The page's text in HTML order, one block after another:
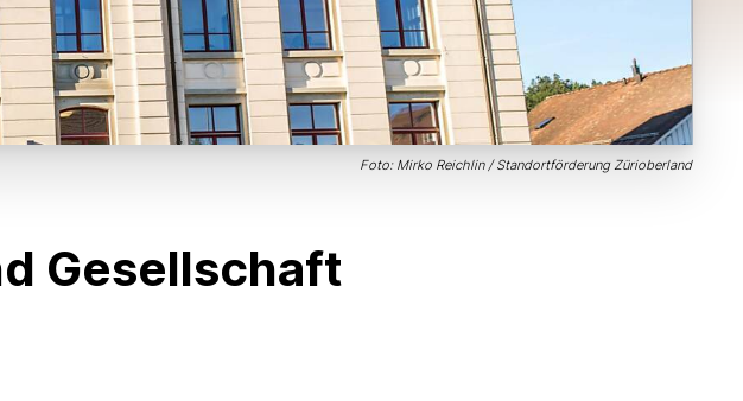
Foto: Mirko Reichlin / Standortförderung Zürioberland
Gesellschaft